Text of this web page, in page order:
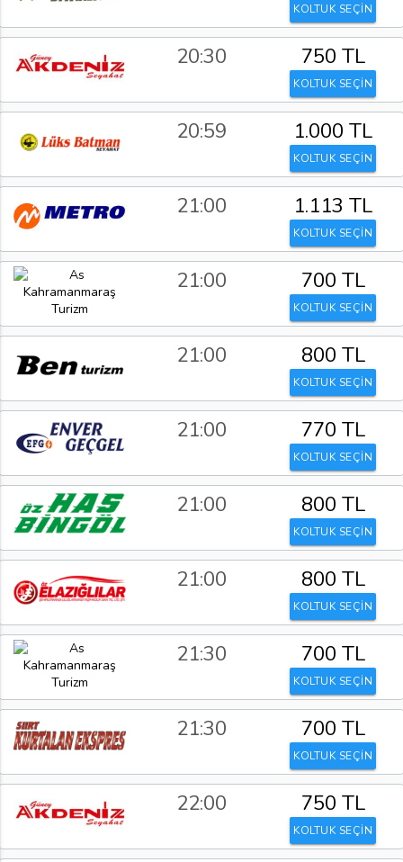
KOLTUK SEÇİN
20:30 750 TL
KOLTUK SEÇİN
20:59 1.000 TL
KOLTUK SEÇİN
21:00 1.113 TL
KOLTUK SEÇİN
21:00 700 TL
KOLTUK SEÇİN
21:00 800 TL
KOLTUK SEÇİN
21:00 770 TL
KOLTUK SEÇİN
21:00 800 TL
KOLTUK SEÇİN
21:00 800 TL
KOLTUK SEÇİN
21:30 700 TL
KOLTUK SEÇİN
21:30 700 TL
KOLTUK SEÇİN
22:00 750 TL
KOLTUK SEÇİN